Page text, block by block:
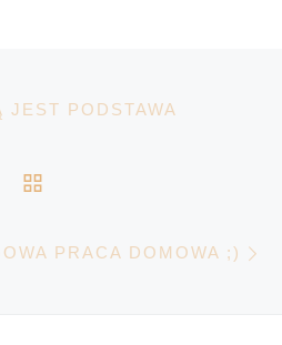
JEST PODSTAWA
PRACA DOMOWA ;)